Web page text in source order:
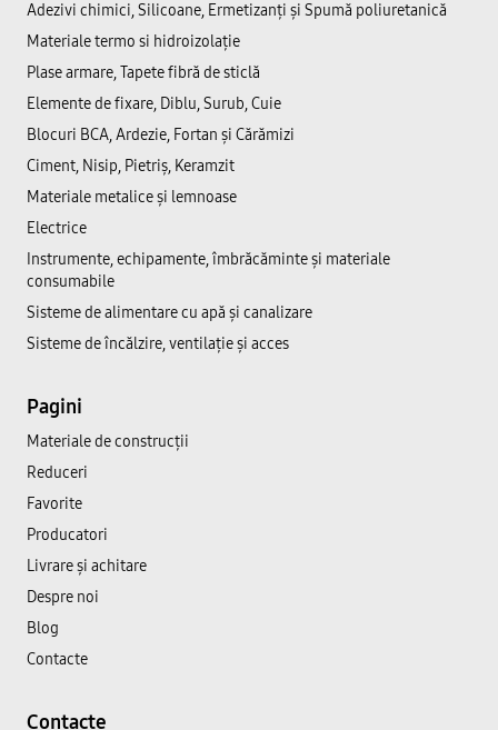
Adezivi chimici, Silicoane, Ermetizanți și Spumă poliuretanică
Materiale termo si hidroizolație
Plase armare, Tapete fibră de sticlă
Elemente de fixare, Diblu, Surub, Cuie
Blocuri BCA, Ardezie, Fortan și Cărămizi
Ciment, Nisip, Pietriș, Keramzit
Materiale metalice și lemnoase
Electrice
Instrumente, echipamente, îmbrăcăminte și materiale
consumabile
Sisteme de alimentare cu apă și canalizare
Sisteme de încălzire, ventilație și acces
Pagini
Materiale de construcții
Reduceri
Favorite
Producatori
Livrare și achitare
Despre noi
Blog
Contacte
Contacte